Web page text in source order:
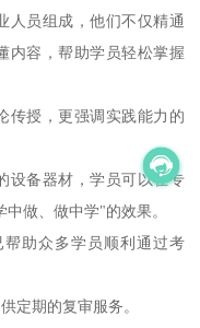
人员组成，他们不仅精通
内容，帮助学员轻松掌握
传授，更强调实践能力的
设备器材，学员可以在专
做、做中学"的效果。
助众多学员顺利通过考
定期的复审服务。